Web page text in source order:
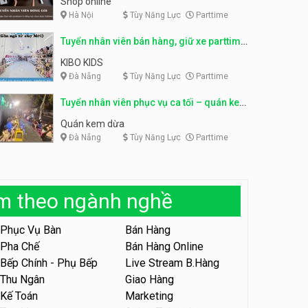
bàn, phụ bếp
Tuyển nhân viên phục vụ
động
Khu vui chơi May Town
Tuyển nhân viên tư vấn bán
Shop mỹ phẩm
Tuyển nhân viên bán hàng,
Tuyển nhân viên edit ảnh,
video parttime
Công ty
Tuyển nhân viên tiếp thực,
phục vụ bàn
Nhà hàng Phủi Quán
Hà Nội Tùy Năng Lực Parttime
Tuyển nhân viên bán hàng, giữ xe parttime
– Kibo Kid
KIBO KIDS
Đà Nẵng Tùy Năng Lực Parttime
Tuyển nhân viên phục vụ ca tối – quán kem
dừa
Quán kem dừa
Đà Nẵng Tùy Năng Lực Parttime
theo ngành nghề
Phục Vụ Bàn
Bán Hàng
Pha Chế
Bán Hàng Online
Bếp Chính - Phụ Bếp
Live Stream B.Hàng
Thu Ngân
Giao Hàng
Kế Toán
Marketing